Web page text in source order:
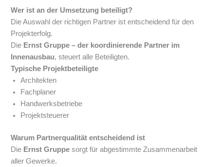
Wer ist an der Umsetzung beteiligt?
Die Auswahl der richtigen Partner ist entscheidend für den
Projekterfolg.
Die Ernst Gruppe – der koordinierende Partner im
Innenausbau, steuert alle Beteiligten.
Typische Projektbeteiligte
Architekten
Fachplaner
Handwerksbetriebe
Projektsteuerer
Warum Partnerqualität entscheidend ist
Die Ernst Gruppe sorgt für abgestimmte Zusammenarbeit
aller Gewerke.